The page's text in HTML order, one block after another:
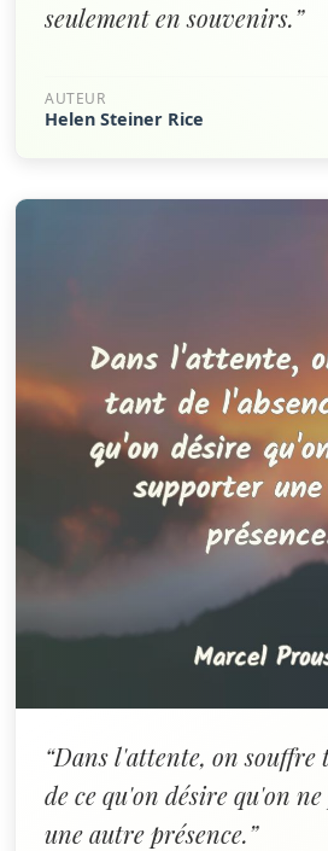
seulement en souvenirs.”
AUTEUR
Helen Steiner Rice
“Dans l'attente, on souffre
de ce qu'on désire qu'on
une autre présence.”